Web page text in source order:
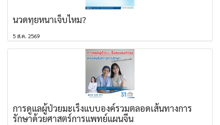
นวดทุยหนาเจ็บไหม?
5 ส.ค. 2569
การดูแลผู้ป่วยมะเร็งแบบองค์รวมตลอดเส้นทางการ
รักษาด้วยศาสตร์การแพทย์แผนจีน